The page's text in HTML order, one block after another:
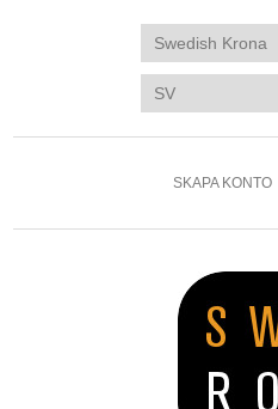
SKAPA KONTO